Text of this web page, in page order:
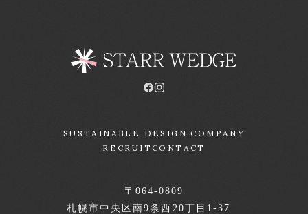
SUSTAINABLE DESIGN COMPANY
RECRUIT CONTACT
〒064-0809
札幌市中央区南9条西20丁目1-37